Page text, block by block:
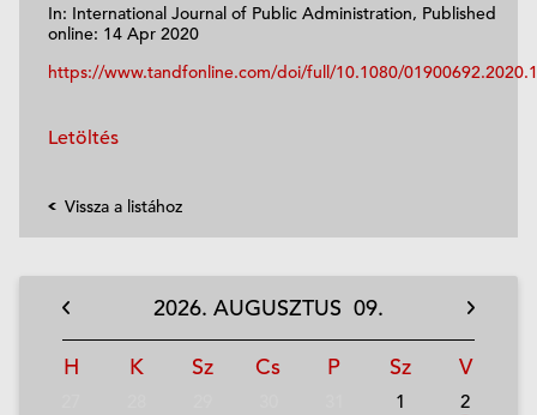
In: International Journal of Public Administration, Published
online: 14 Apr 2020
https://www.tandfonline.com/doi/full/10.1080/
Letöltés
Vissza a listához
2026. AUGUSZTUS 09.
H K Sz Cs P Sz V
1
2